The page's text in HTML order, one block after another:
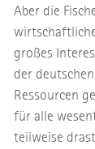
Aber die
großes
der
Ressourcen
für alle
teilweise